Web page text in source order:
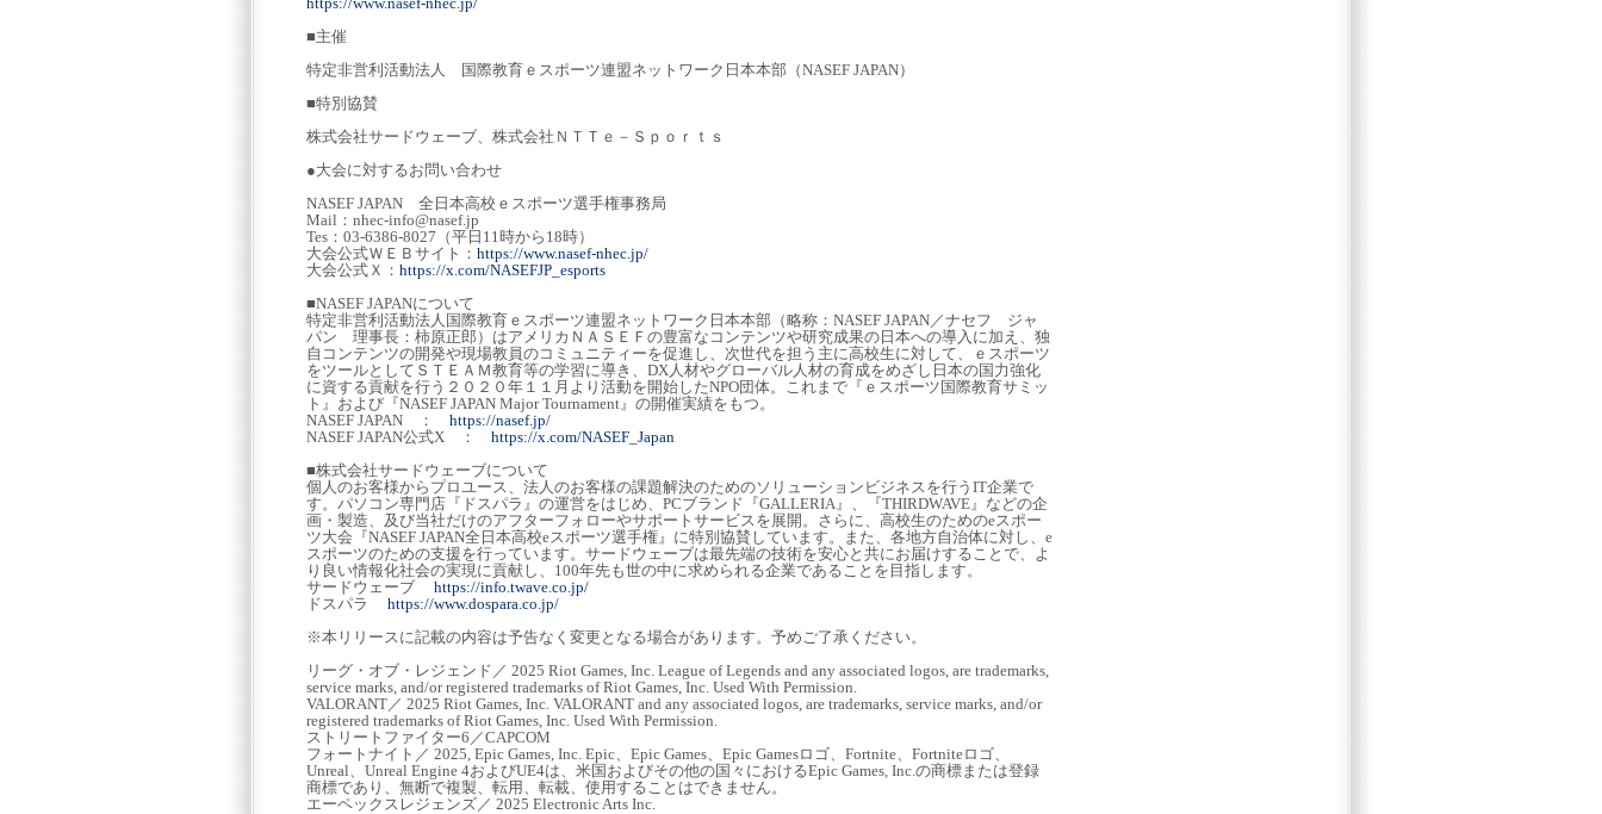
■主催
特定非営利活動法人 国際教育ｅスポーツ連盟ネットワーク日本本部（NASEF JAPAN）
■特別協賛
株式会社サードウェーブ、株式会社ＮＴＴｅ－Ｓｐｏｒｔｓ
●大会に対するお問い合わせ
NASEF JAPAN 全日本高校ｅスポーツ選手権事務局
Mail：nhec-info@nasef.jp
Tes：03-6386-8027（平日11時から18時）
大会公式ＷＥＢサイト： https://www.nasef-nhec.jp/
大会公式Ｘ： https://x.com/NASEFJP_esports
■NASEF JAPANについて
特定非営利活動法人国際教育ｅスポーツ連盟ネットワーク日本本部（略称：NASEF JAPAN／ナセフ ジャ
パン 理事長：柿原正郎）はアメリカＮＡＳＥＦの豊富なコンテンツや研究成果の日本への導入に加え、独
自コンテンツの開発や現場教員のコミュニティーを促進し、次世代を担う主に高校生に対して、ｅスポーツ
をツールとしてＳＴＥＡＭ教育等の学習に導き、DX人材やグローバル人材の育成をめざし日本の国力強化
に資する貢献を行う２０２０年１１月より活動を開始したNPO団体。これまで『ｅスポーツ国際教育サミッ
ト』および『NASEF JAPAN Major Tournament』の開催実績をもつ。
NASEF JAPAN ： https://nasef.jp/
NASEF JAPAN公式X ： https://x.com/NASEF_Japan
■株式会社サードウェーブについて
個人のお客様からプロユース、法人のお客様の課題解決のためのソリューションビジネスを行うIT企業で
す。パソコン専門店『ドスパラ』の運営をはじめ、PCブランド『GALLERIA』、『THIRDWAVE』などの企
画・製造、及び当社だけのアフターフォローやサポートサービスを展開。さらに、高校生のためのeスポー
ツ大会『NASEF JAPAN全日本高校eスポーツ選手権』に特別協賛しています。また、各地方自治体に対し、e
スポーツのための支援を行っています。サードウェーブは最先端の技術を安心と共にお届けすることで、よ
り良い情報化社会の実現に貢献し、100年先も世の中に求められる企業であることを目指します。
サードウェーブ https://info.twave.co.jp/
ドスパラ https://www.dospara.co.jp/
※本リリースに記載の内容は予告なく変更となる場合があります。予めご了承ください。
リーグ・オブ・レジェンド／ 2025 Riot Games, Inc. League of Legends and any associated logos, are trademarks,
service marks, and/or registered trademarks of Riot Games, Inc. Used With Permission.
VALORANT／ 2025 Riot Games, Inc. VALORANT and any associated logos, are trademarks, service marks, and/or
registered trademarks of Riot Games, Inc. Used With Permission.
ストリートファイター6／CAPCOM
フォートナイト／ 2025, Epic Games, Inc. Epic、Epic Games、Epic Gamesロゴ、Fortnite、Fortniteロゴ、
Unreal、Unreal Engine 4およびUE4は、米国およびその他の国々におけるEpic Games, Inc.の商標または登録
商標であり、無断で複製、転用、転載、使用することはできません。
エーペックスレジェンズ／ 2025 Electronic Arts Inc.